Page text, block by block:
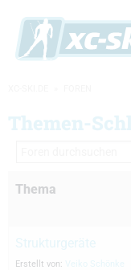
Themen-
Thema
Erstellt von: